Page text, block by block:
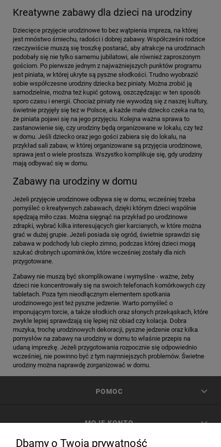
Kreatywne zabawy dla dzieci na urodziny
Dziecięce przyjęcie urodzinowe to bez wątpienia impreza, na której
jest mnóstwo śmiechu, radości i dobrej zabawy. Współcześni rodzice
rzeczywiście muszą się troszkę postarać, aby atrakcje na urodzinach
podobały się nie tylko samemu jubilatowi, ale również zaproszonym
gościom. Po pierwsze jednym z najważniejszych punktów programu
jest piniata, w której ukryte są pyszne słodkości. Trudno wyobrazić
sobie współczesne urodziny dziecka bez piniaty. Można zrobić ją
samodzielnie, można też kupić gotową, oszczędzając w ten sposób
sporo czasu i energii. Chociaż piniaty nie wywodzą się z naszej kultury,
świetnie przyjęły się też w Polsce, a każde małe dziecko czeka na to,
że piniata pojawi się na jego przyjęciu. Kolejna ważna sprawa to
zastanowienie się, czy urodziny będą organizowane w lokalu, czy też
w domu. Jeśli dziecko oraz jego gości zabiera się do lokalu, na
przykład sali zabaw, w której organizowane są przyjęcia urodzinowe,
sprawa jest o wiele prostsza. Wszystko komplikuje się, gdy urodziny
mają odbywać się w domu.
Zabawy na urodziny w domu
Jeżeli przyjęcie urodzinowe odbywa się w domu, wcześniej trzeba
pomyśleć o kreatywnych zabawach, dzięki którym dzieci wspólnie
spędzają miło czas. Można sięgnąć na przykład po urodzinowe
zdrapki, wybrać kilka interesujących gier karcianych, w które można
grać w dużej grupie. Jeżeli posiada się ogród, świetnie sprawdzi się
zabawa w podchody lub ciepło zimno, podczas której dzieci mogą
szukać drobnych upominków, które wcześniej zostały dla nich
przygotowane.
Zabawy nie muszą być skomplikowane i wymyślne - ważne, żeby
dzieci nie koncentrowały się na swoich telefonach komórkowych czy
tabletach. Poza tym nieodłącznym elementem spotkania
urodzinowego jest też pyszne jedzenie. Warto pomyśleć o
imponującym torcie, a także słodkich oraz słonych przekąskach, które
zwykle lepiej sprawdzają się lepiej niż obiad czy kolacja. Dobra
muzyka, trochę urodzinowych dekoracji, pyszne jedzenie oraz kilka
pomysłów na zabawy na urodziny w domu to właśnie przepis na
udaną imprezkę. Jeżeli przygotowania rozpocznie się odpowiednio
wcześniej, nie powinno być z tym najmniejszych problemów. Świetne
urodziny można naprawdę zorganizować w domu.
POMOC
MOJE KONTO
Dbamy o Twoją prywatność